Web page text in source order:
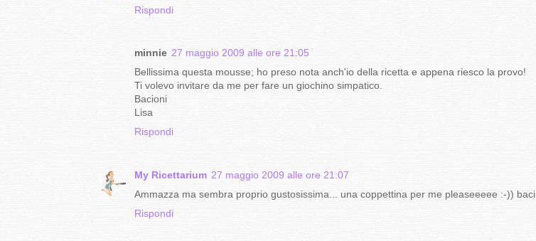
Rispondi
minnie 27 maggio 2009 alle ore 21:05
Bellissima questa mousse; ho preso nota anch'io della ricetta e appena riesco la provo!
Ti volevo invitare da me per fare un giochino simpatico.
Bacioni
Lisa
Rispondi
My Ricettarium 27 maggio 2009 alle ore 21:07
Ammazza ma sembra proprio gustosissima... una coppettina per me pleaseeeee :-)) baci
Rispondi